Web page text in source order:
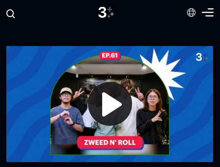
Play
Video
3Plus ต้อนรับ Clockwork Motionless
ต้อนรับความน่ารักสดใสของสาวๆ BNK48 x
CGM48
#CHILLY ศิลปิน 3 หนุ่ม 3 สไตล์